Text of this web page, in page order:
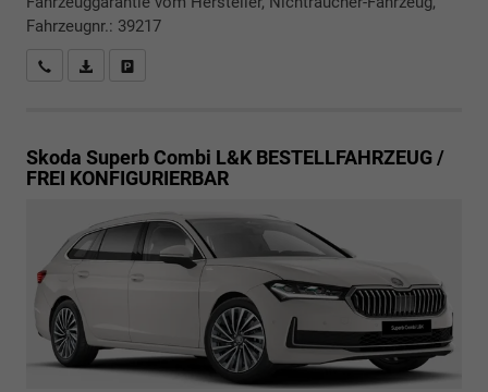
Fahrzeugnr.: 39217
Rückrufbitte absenden
PDF-Datei, Fahrzeugexposé drucken
Skoda Superb Combi L&K BESTELLFAHRZEUG /
FREI KONFIGURIERBAR